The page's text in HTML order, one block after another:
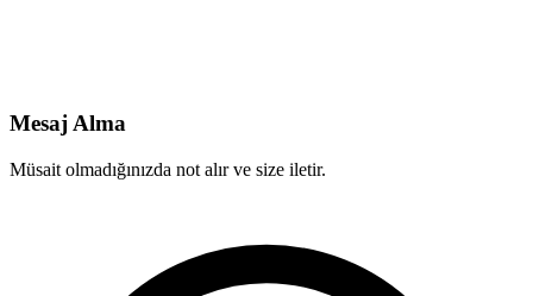
Mesaj Alma
Müsait olmadığınızda not alır ve size iletir.